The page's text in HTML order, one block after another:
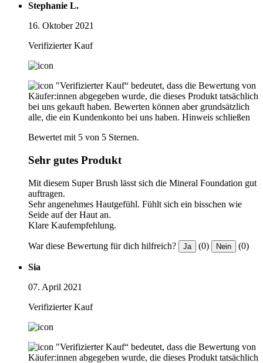
Stephanie L.
16. Oktober 2021
Verifizierter Kauf
"Verifizierter Kauf“ bedeutet, dass die Bewertung von
Käufer:innen abgegeben wurde, die dieses Produkt tatsächlich
bei uns gekauft haben. Bewerten können aber grundsätzlich
alle, die ein Kundenkonto bei uns haben. Hinweis schließen
Bewertet mit 5 von 5 Sternen.
Sehr gutes Produkt
Mit diesem Super Brush lässt sich die Mineral Foundation gut
auftragen.
Sehr angenehmes Hautgefühl. Fühlt sich ein bisschen wie
Seide auf der Haut an.
Klare Kaufempfehlung.
War diese Bewertung für dich hilfreich? Ja (0) Nein (0)
Sia
07. April 2021
Verifizierter Kauf
"Verifizierter Kauf“ bedeutet, dass die Bewertung von
Käufer:innen abgegeben wurde, die dieses Produkt tatsächlich